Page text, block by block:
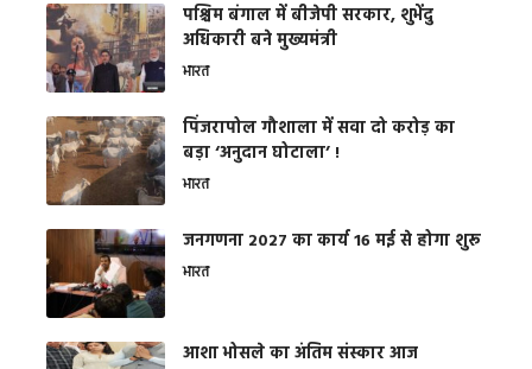
पश्चिम बंगाल में बीजेपी सरकार, शुभेंदु
अधिकारी बने मुख्यमंत्री
भारत
​पिंजरापोल गौशाला में सवा दो करोड़ का
बड़ा ‘अनुदान घोटाला’ !
भारत
जनगणना 2027 का कार्य 16 मई से होगा शुरू
भारत
आशा भोसले का अंतिम संस्कार आज